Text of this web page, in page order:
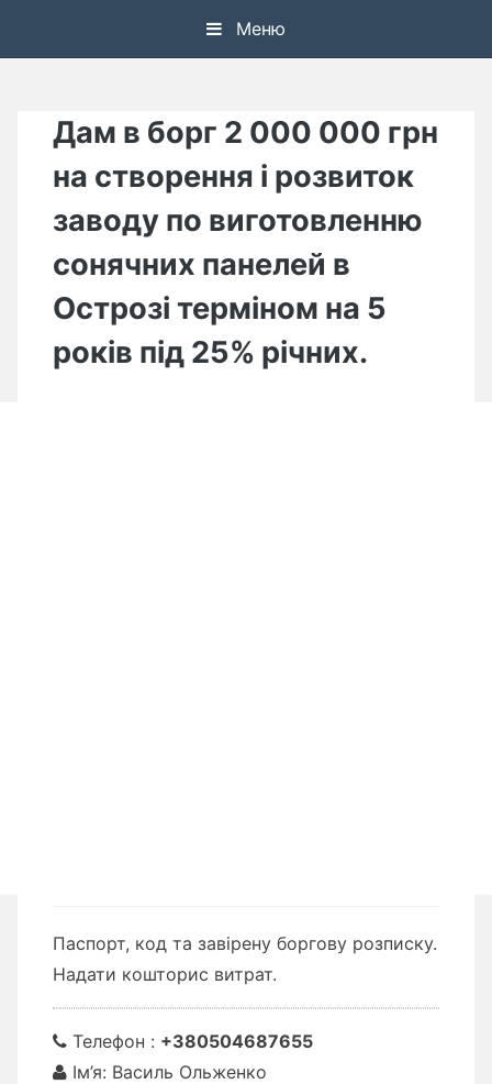
Меню
Дам в борг 2 000 000 грн
на створення і розвиток
заводу по виготовленню
сонячних панелей в
Острозі терміном на 5
років під 25% річних.
Паспорт, код та завірену боргову розписку.
Надати кошторис витрат.
Телефон : +380504687655
Ім’я: Василь Ольженко